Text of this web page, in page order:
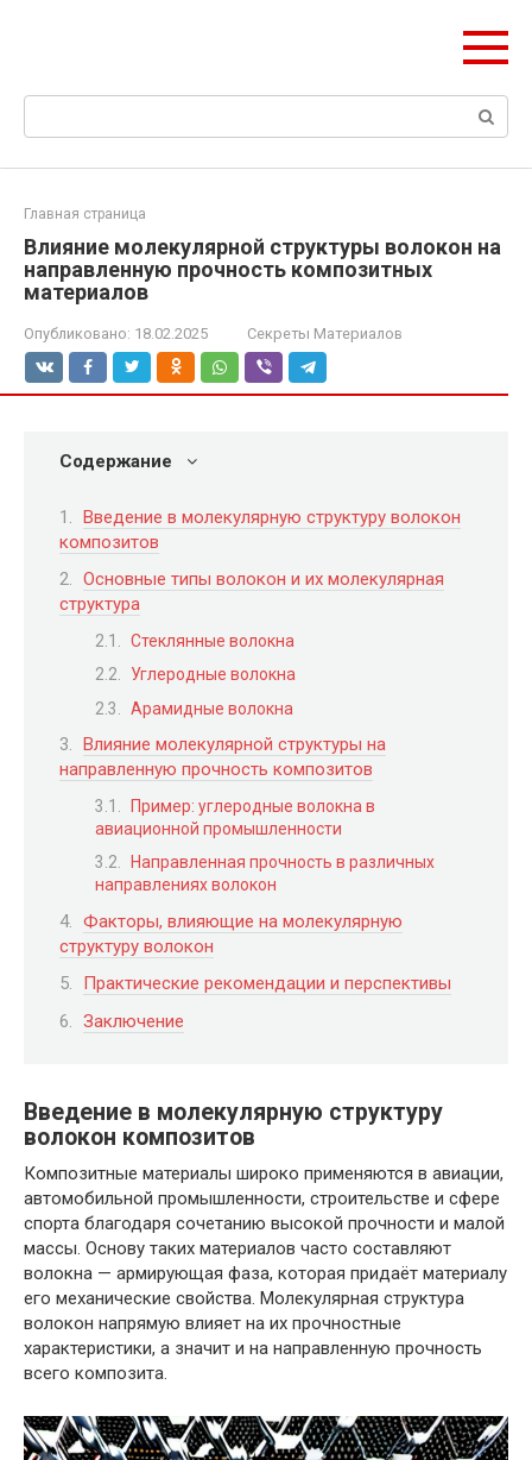
Поиск:
Главная страница
Влияние молекулярной структуры волокон на
направленную прочность композитных
материалов
Опубликовано: 18.02.2025 Секреты Материалов
Содержание
Введение в молекулярную структуру волокон
композитов
Основные типы волокон и их молекулярная
структура
Стеклянные волокна
Углеродные волокна
Арамидные волокна
Влияние молекулярной структуры на
направленную прочность композитов
Пример: углеродные волокна в
авиационной промышленности
Направленная прочность в различных
направлениях волокон
Факторы, влияющие на молекулярную
структуру волокон
Практические рекомендации и перспективы
Заключение
Введение в молекулярную структуру
волокон композитов
Композитные материалы широко применяются в авиации,
автомобильной промышленности, строительстве и сфере
спорта благодаря сочетанию высокой прочности и малой
массы. Основу таких материалов часто составляют
волокна — армирующая фаза, которая придаёт материалу
его механические свойства. Молекулярная структура
волокон напрямую влияет на их прочностные
характеристики, а значит и на направленную прочность
всего композита.